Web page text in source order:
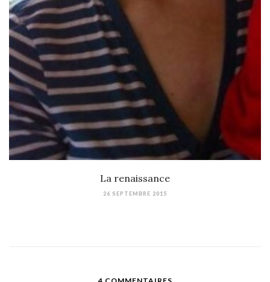
La renaissance
26 SEPTEMBRE 2015